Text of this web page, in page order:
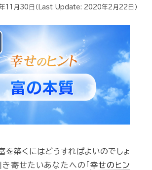
11月30日 （Last Update: 2020年2月22日 ）
を築くにはどうすればよいのでしょ
寄せたいあなたへの「 幸せのヒン